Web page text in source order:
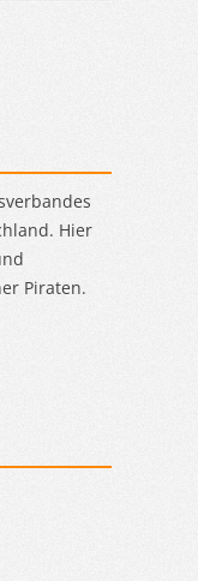
Hier
Piraten.